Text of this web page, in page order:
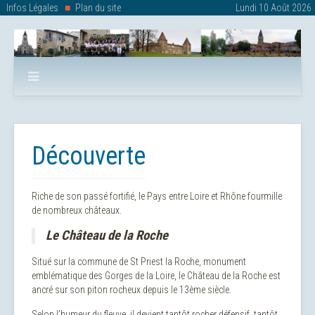
Infos Légales Plan du site Lundi 10 Août 2026
Découverte
Riche de son passé fortifié, le Pays entre Loire et Rhône fourmille
de nombreux châteaux.
Le Château de la Roche
Situé sur la commune de St Priest la Roche, monument
emblématique des Gorges de la Loire, le Château de la Roche est
ancré sur son piton rocheux depuis le 13ème siècle.